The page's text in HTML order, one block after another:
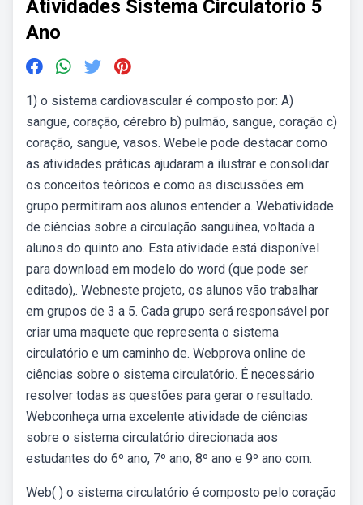
Atividades Sistema Circulatorio 5
Ano
1) o sistema cardiovascular é composto por: A)
sangue, coração, cérebro b) pulmão, sangue, coração c)
coração, sangue, vasos. Webele pode destacar como
as atividades práticas ajudaram a ilustrar e consolidar
os conceitos teóricos e como as discussões em
grupo permitiram aos alunos entender a. Webatividade
de ciências sobre a circulação sanguínea, voltada a
alunos do quinto ano. Esta atividade está disponível
para download em modelo do word (que pode ser
editado),. Webneste projeto, os alunos vão trabalhar
em grupos de 3 a 5. Cada grupo será responsável por
criar uma maquete que representa o sistema
circulatório e um caminho de. Webprova online de
ciências sobre o sistema circulatório. É necessário
resolver todas as questões para gerar o resultado.
Webconheça uma excelente atividade de ciências
sobre o sistema circulatório direcionada aos
estudantes do 6º ano, 7º ano, 8º ano e 9º ano com.
Web( ) o sistema circulatório é composto pelo coração